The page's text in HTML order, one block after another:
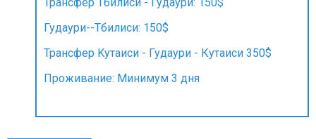
Трансфер Тбилиси - Гудаури: 150$
Гудаури--Тбилиси: 150$
Трансфер Kутаиси - Гудаури - Кутаиси 350$
Проживание: Минимум 3 дня
ПРОЖИВАНИЕ
Квартиры
Коттеджи